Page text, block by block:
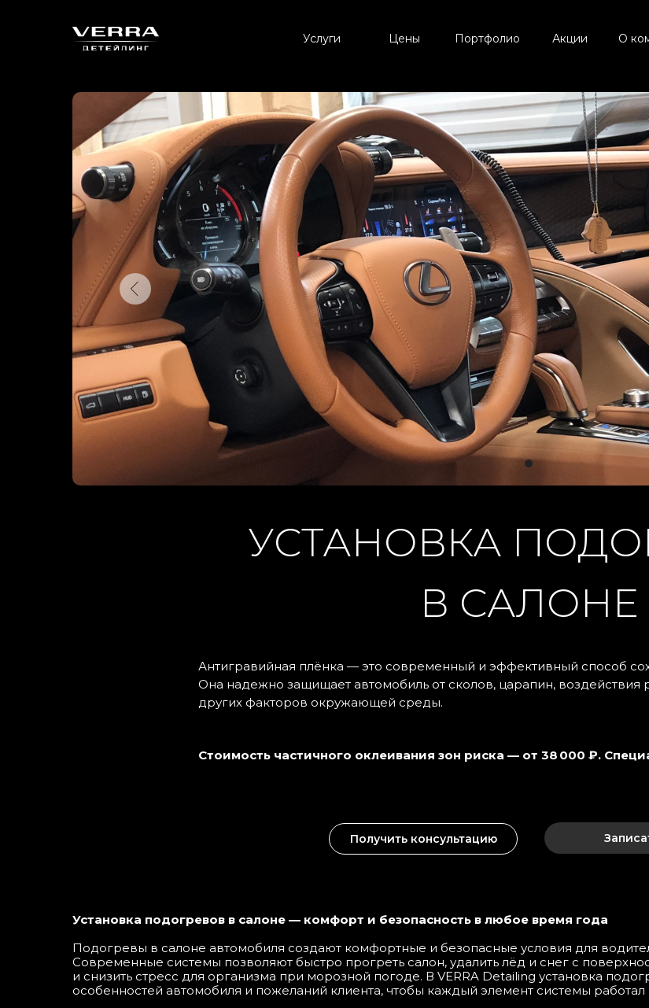
О
Акции
Портфолио
Цены
Услуги
УСТАНОВКА
В САЛОНЕ
Текст
15
12
ЗАГ
50
35
Кнопка
Получить консультацию
Стоимость частичного оклеивания зон риска — от 38 000 ₽.
Антигравийная плёнка — это современный и эффективный способ
Она надежно защищает автомобиль от сколов, царапин, воздействия
других факторов окружающей среды.
12
ЗАГ
Кнопка
Установка подогревов в салоне — комфорт и безопасность в любое время года
Подогревы в салоне автомобиля создают комфортные и безопасные условия для
Современные системы позволяют быстро прогреть салон, удалить лёд и снег с
и снизить стресс для организма при морозной погоде. В VERRA Detailing установка
особенностей автомобиля и пожеланий клиента, чтобы каждый элемент системы
15
12
35
25
Кнопка
ЗАГ
Кнопка